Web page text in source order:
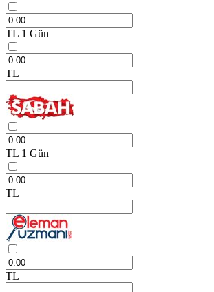
TL 1 Gün
TL
TL 1 Gün
TL
TL